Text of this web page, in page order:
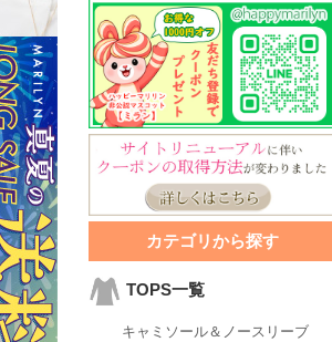
カテゴリから探す
TOPS一覧
キャミソール＆ノースリーブ